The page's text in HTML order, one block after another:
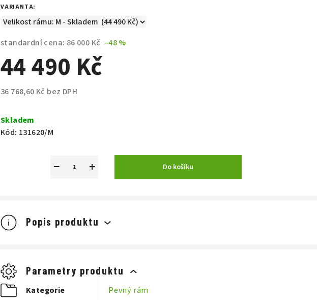
VARIANTA:
standardní cena: 86 000 Kč –48 %
44 490 Kč
36 768,60 Kč bez DPH
cena:
Skladem
Kód: 131620/M
+
− Do košíku
Popis produktu
Parametry produktu
Kategorie Pevný rám